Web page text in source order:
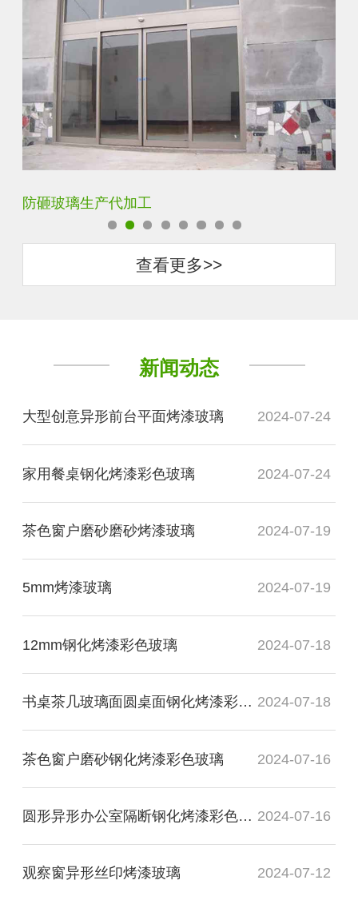
生产代加工
查看更多>>
新闻动态
大型创意异形前台平面烤漆玻璃 2024-07-24
家用餐桌钢化烤漆彩色玻璃 2024-07-24
茶色窗户磨砂磨砂烤漆玻璃 2024-07-19
5mm烤漆玻璃 2024-07-19
12mm钢化烤漆彩色玻璃 2024-07-18
书桌茶几玻璃面圆桌面钢化烤漆彩色玻璃 2024-07-18
茶色窗户磨砂钢化烤漆彩色玻璃 2024-07-16
圆形异形办公室隔断钢化烤漆彩色玻璃 2024-07-16
观察窗异形丝印烤漆玻璃 2024-07-12